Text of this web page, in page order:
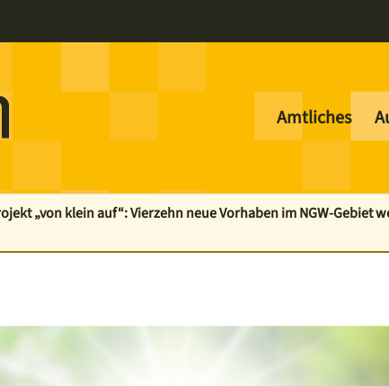
Amtliches
„von klein auf“: Vierzehn neue Vorhaben im NGW-Gebiet